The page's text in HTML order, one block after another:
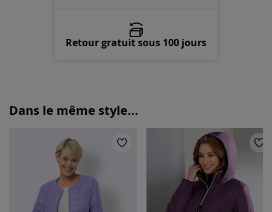
Retour gratuit sous 100 jours
Dans le même style...